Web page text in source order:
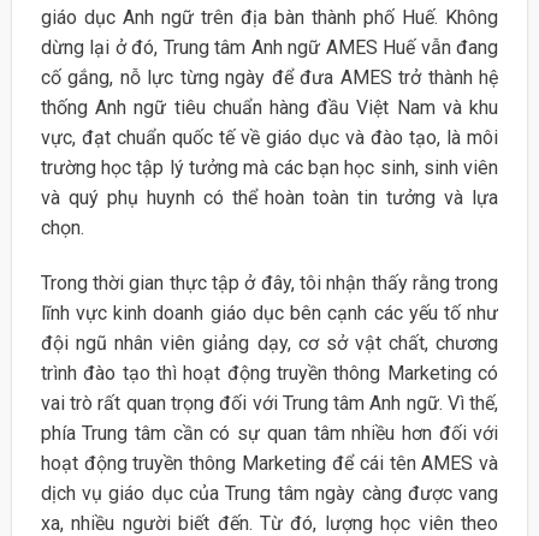
giáo dục Anh ngữ trên địa bàn thành phố Huế. Không
dừng lại ở đó, Trung tâm Anh ngữ AMES Huế vẫn đang
cố gắng, nỗ lực từng ngày để đưa AMES trở thành hệ
thống Anh ngữ tiêu chuẩn hàng đầu Việt Nam và khu
vực, đạt chuẩn quốc tế về giáo dục và đào tạo, là môi
trường học tập lý tưởng mà các bạn học sinh, sinh viên
và quý phụ huynh có thể hoàn toàn tin tưởng và lựa
chọn.
Trong thời gian thực tập ở đây, tôi nhận thấy rằng trong
lĩnh vực kinh doanh giáo dục bên cạnh các yếu tố như
đội ngũ nhân viên giảng dạy, cơ sở vật chất, chương
trình đào tạo thì hoạt động truyền thông Marketing có
vai trò rất quan trọng đối với Trung tâm Anh ngữ. Vì thế,
phía Trung tâm cần có sự quan tâm nhiều hơn đối với
hoạt động truyền thông Marketing để cái tên AMES và
dịch vụ giáo dục của Trung tâm ngày càng được vang
xa, nhiều người biết đến. Từ đó, lượng học viên theo